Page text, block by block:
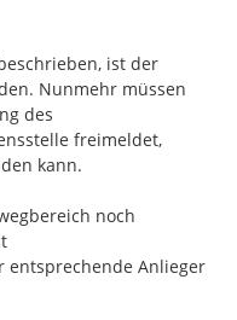
ist der
Nunmehr müssen
des
freimeldet,
kann.
noch
entsprechende Anlieger